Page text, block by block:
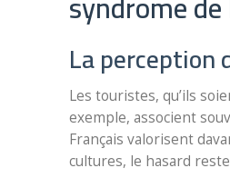
La perception
Les touristes, qu’ils
exemple, associent
Français valorisent
cultures, le hasard